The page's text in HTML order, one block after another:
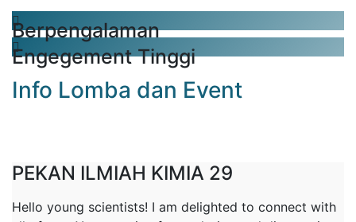
Berpengalaman
Engegement Tinggi
Info Lomba dan Event
PEKAN ILMIAH KIMIA 29
Hello young scientists! I am delighted to connect with